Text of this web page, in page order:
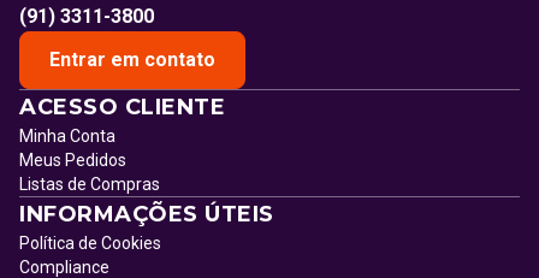
(91) 3311-3800
Entrar em contato
ACESSO CLIENTE
Minha Conta
Meus Pedidos
Listas de Compras
INFORMAÇÕES ÚTEIS
Política de Cookies
Compliance